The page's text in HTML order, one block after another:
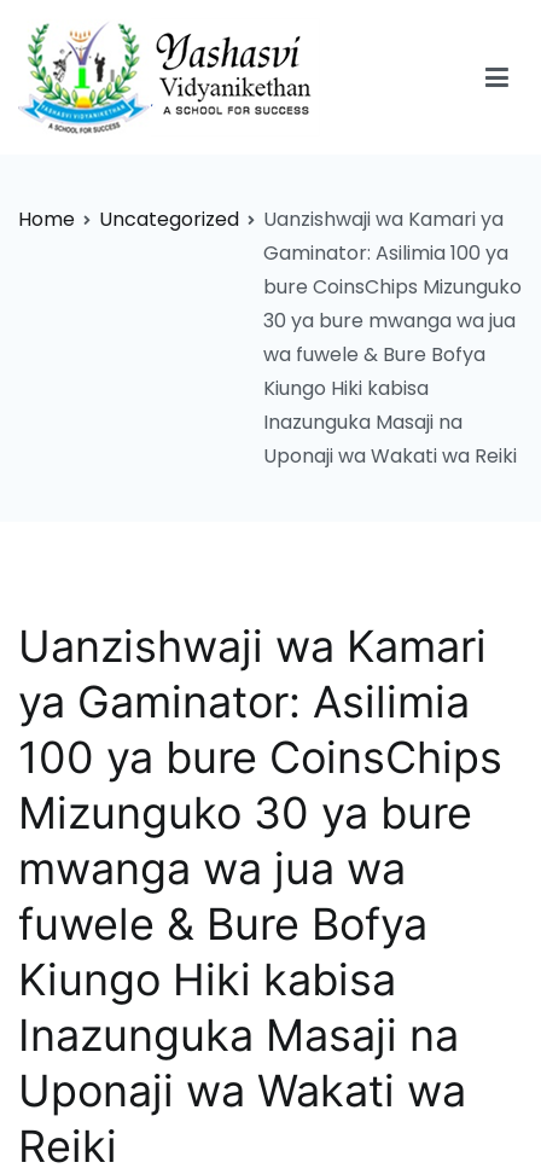
content
Home Uncategorized
Uanzishwaji wa Kamari ya
Gaminator: Asilimia 100 ya
bure CoinsChips Mizunguko
30 ya bure mwanga wa jua
wa fuwele & Bure Bofya
Kiungo Hiki kabisa
Inazunguka Masaji na
Uponaji wa Wakati wa Reiki
Uanzishwaji wa Kamari
ya Gaminator: Asilimia
100 ya bure CoinsChips
Mizunguko 30 ya bure
mwanga wa jua wa
fuwele & Bure Bofya
Kiungo Hiki kabisa
Inazunguka Masaji na
Uponaji wa Wakati wa
Reiki